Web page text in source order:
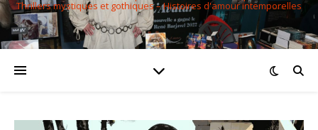
Thrillers mystiques et gothiques – Histoires d'amour intemporelles